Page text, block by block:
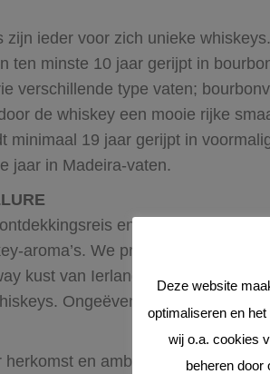
zijn ieder voor zich unieke
ten minste 10 jaar gerijpt in
verschillende type vaten;
de whiskey een mooie rijke
minimaal 19 jaar gerijpt in
jaar in Madeira-vaten.
en proefde de
aroma’s. We proeven tonen van
kust van Ierland, met Bushmills
Ongeëvenaard!
en ambitieus voor de
Deze website
optimaliseren en
wij o.a. cookies
beheren door